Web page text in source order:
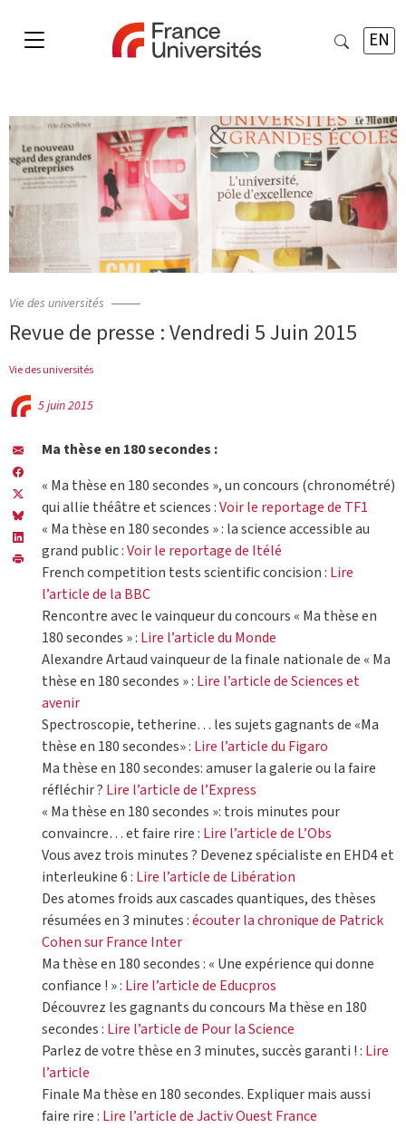
EN
Vie des universités
Revue de presse : Vendredi 5 Juin 2015
Vie des universités
5 juin 2015
Ma thèse en 180 secondes :
« Ma thèse en 180 secondes », un concours (chronométré)
qui allie théâtre et sciences :Voir le reportage de TF1
« Ma thèse en 180 secondes » : la science accessible au
grand public :Voir le reportage de Itélé
French competition tests scientific concision : Lire
l’article de la BBC
Rencontre avec le vainqueur du concours « Ma thèse en
180 secondes » : Lire l’article du Monde
Alexandre Artaud vainqueur de la finale nationale de « Ma
thèse en 180 secondes » : Lire l’article de Sciences et
avenir
Spectroscopie, tetherine… les sujets gagnants de «Ma
thèse en 180 secondes» : Lire l’article du Figaro
Ma thèse en 180 secondes: amuser la galerie ou la faire
réfléchir ? Lire l’article de l’Express
« Ma thèse en 180 secondes »: trois minutes pour
convaincre… et faire rire : Lire l’article de L’Obs
Vous avez trois minutes ? Devenez spécialiste en EHD4 et
interleukine 6 : Lire l’article de Libération
Des atomes froids aux cascades quantiques, des thèses
résumées en 3 minutes :écouter la chronique de Patrick
Cohen sur France Inter
Ma thèse en 180 secondes : « Une expérience qui donne
confiance ! » : Lire l’article de Educpros
Découvrez les gagnants du concours Ma thèse en 180
secondes : Lire l’article de Pour la Science
Parlez de votre thèse en 3 minutes, succès garanti ! : Lire
l’article
Finale Ma thèse en 180 secondes. Expliquer mais aussi
faire rire : Lire l’article de Jactiv Ouest France